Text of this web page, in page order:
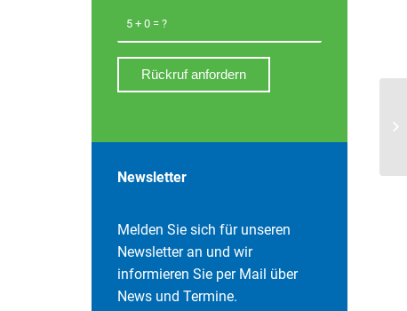
5 + 0 = ?
Newsletter
Melden Sie sich für unseren
Newsletter an und wir
informieren Sie per Mail über
News und Termine.